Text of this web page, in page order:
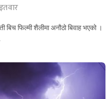
बिच फिल्मी शैलीमा अनौठो बिवाह भएको ।